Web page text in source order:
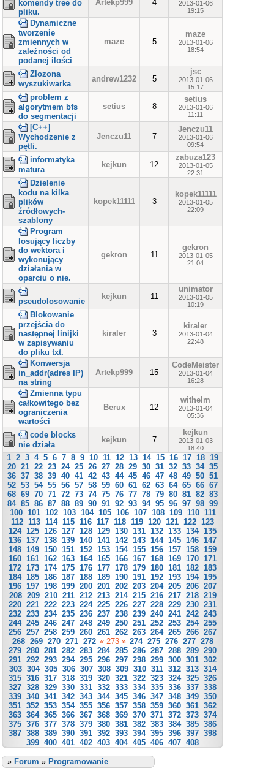
komendy tree do
pliku.
Artekp999 4
2013-01-06
19:15
Dynamiczne
tworzenie
zmiennych w
zależności od
podanej ilości
maze 5
maze
2013-01-06
18:54
Zlozona
wyszukiwarka
andrew1232 5
jsc
2013-01-06
15:17
problem z
algorytmem bfs
do segmentacji
setius 8
setius
2013-01-06
11:11
[C++]
Wychodzenie z
pętli.
Jenczu11 7
Jenczu11
2013-01-06
09:54
informatyka
matura
kejkun 12
zabuza123
2013-01-05
22:31
Dzielenie
kodu na kilka
plików
źródłowych-
szablony
kopek11111 3
kopek11111
2013-01-05
22:09
Program
losujący liczby
do wektora i
wykonujący
działania w
oparciu o nie.
gekron 11
gekron
2013-01-05
21:04
pseudolosowanie
kejkun 11
unimator
2013-01-05
10:19
Blokowanie
przejścia do
następnej linijki
w zapisywaniu
do pliku txt.
kiraler 3
kiraler
2013-01-04
22:48
Konwersja
in_addr(adres IP)
na string
Artekp999 15
CodeMeister
2013-01-04
16:28
Zmienna typu
całkowitego bez
ograniczenia
wartości
Berux 12
withelm
2013-01-04
05:36
code blocks
nie działa
kejkun 7
kejkun
2013-01-03
18:40
1 2 3 4 5 6 7 8 9 10 11 12 13 14 15 16 17 18 19
20 21 22 23 24 25 26 27 28 29 30 31 32 33 34 35
36 37 38 39 40 41 42 43 44 45 46 47 48 49 50 51
52 53 54 55 56 57 58 59 60 61 62 63 64 65 66 67
68 69 70 71 72 73 74 75 76 77 78 79 80 81 82 83
84 85 86 87 88 89 90 91 92 93 94 95 96 97 98 99
100 101 102 103 104 105 106 107 108 109 110 111
112 113 114 115 116 117 118 119 120 121 122 123
124 125 126 127 128 129 130 131 132 133 134 135
136 137 138 139 140 141 142 143 144 145 146 147
148 149 150 151 152 153 154 155 156 157 158 159
160 161 162 163 164 165 166 167 168 169 170 171
172 173 174 175 176 177 178 179 180 181 182 183
184 185 186 187 188 189 190 191 192 193 194 195
196 197 198 199 200 201 202 203 204 205 206 207
208 209 210 211 212 213 214 215 216 217 218 219
220 221 222 223 224 225 226 227 228 229 230 231
232 233 234 235 236 237 238 239 240 241 242 243
244 245 246 247 248 249 250 251 252 253 254 255
256 257 258 259 260 261 262 263 264 265 266 267
268 269 270 271 272 « 273 » 274 275 276 277 278
279 280 281 282 283 284 285 286 287 288 289 290
291 292 293 294 295 296 297 298 299 300 301 302
303 304 305 306 307 308 309 310 311 312 313 314
315 316 317 318 319 320 321 322 323 324 325 326
327 328 329 330 331 332 333 334 335 336 337 338
339 340 341 342 343 344 345 346 347 348 349 350
351 352 353 354 355 356 357 358 359 360 361 362
363 364 365 366 367 368 369 370 371 372 373 374
375 376 377 378 379 380 381 382 383 384 385 386
387 388 389 390 391 392 393 394 395 396 397 398
399 400 401 402 403 404 405 406 407 408
» Forum » Programowanie